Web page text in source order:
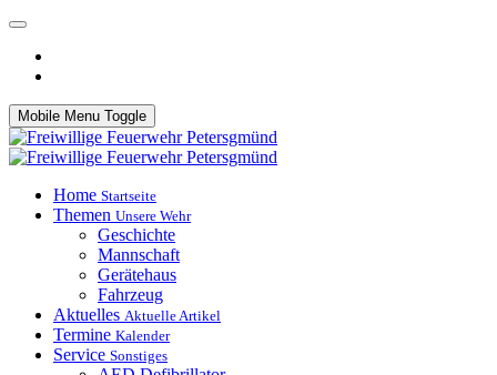
Mobile Menu Toggle
Home Startseite
Themen Unsere Wehr
Geschichte
Mannschaft
Gerätehaus
Fahrzeug
Aktuelles Aktuelle Artikel
Termine Kalender
Service Sonstiges